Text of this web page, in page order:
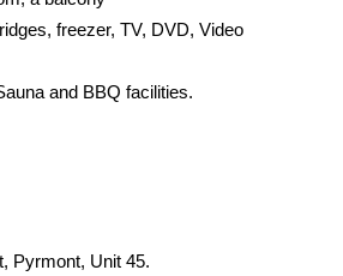
freezer, TV, DVD, Video
and BBQ facilities.
Pyrmont, Unit 45.